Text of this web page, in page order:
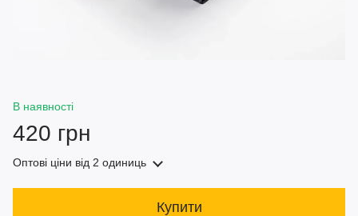
В наявності
420 грн
Оптові ціни від 2 одиниць
Купити